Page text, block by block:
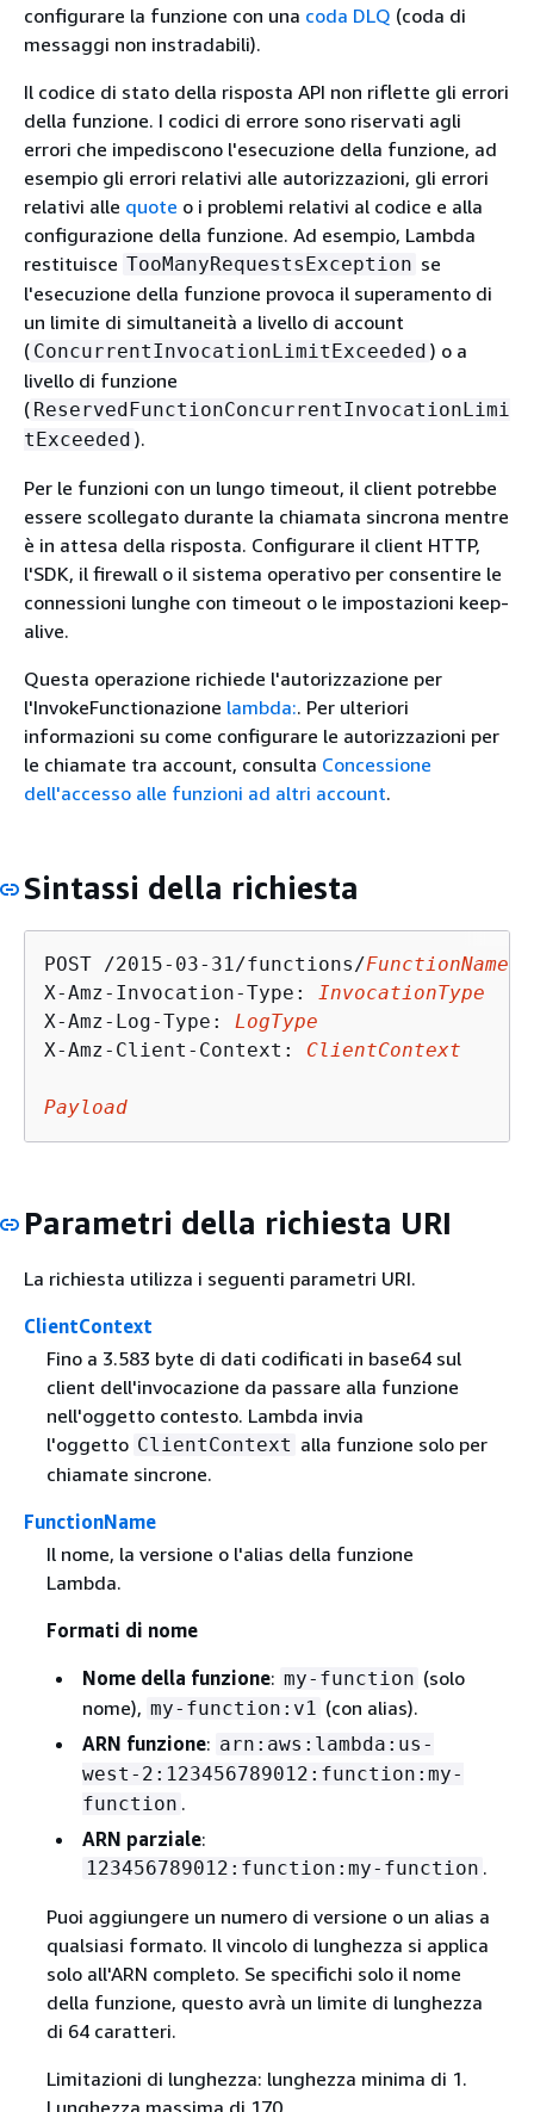
configurare la funzione con una coda DLQ (coda di
messaggi non instradabili).
Il codice di stato della risposta API non riflette gli errori
della funzione. I codici di errore sono riservati agli
errori che impediscono l'esecuzione della funzione, ad
esempio gli errori relativi alle autorizzazioni, gli errori
relativi alle quote o i problemi relativi al codice e alla
configurazione della funzione. Ad esempio, Lambda
restituisce TooManyRequestsException se
l'esecuzione della funzione provoca il superamento di
un limite di simultaneità a livello di account
( ConcurrentInvocationLimitExceeded ) o a
livello di funzione
( ReservedFunctionConcurrentInvocationLimi
tExceeded ).
Per le funzioni con un lungo timeout, il client potrebbe
essere scollegato durante la chiamata sincrona mentre
è in attesa della risposta. Configurare il client HTTP,
l'SDK, il firewall o il sistema operativo per consentire le
connessioni lunghe con timeout o le impostazioni keep-
alive.
Questa operazione richiede l'autorizzazione per
l'InvokeFunctionazione lambda:. Per ulteriori
informazioni su come configurare le autorizzazioni per
le chiamate tra account, consulta Concessione
dell'accesso alle funzioni ad altri account.
Sintassi della richiesta
POST /2015-03-31/functions/FunctionName
X-Amz-Invocation-Type:
InvocationType
X-Amz-Log-Type: LogType
X-Amz-Client-Context: ClientContext
Payload
Parametri della richiesta URI
La richiesta utilizza i seguenti parametri URI.
ClientContext
Fino a 3.583 byte di dati codificati in base64 sul
client dell'invocazione da passare alla funzione
nell'oggetto contesto. Lambda invia
l'oggetto ClientContext alla funzione solo per
chiamate sincrone.
FunctionName
Il nome, la versione o l'alias della funzione
Lambda.
Formati di nome
Nome della funzione: my-function (solo
nome), my-function:v1 (con alias).
ARN funzione: arn:aws:lambda:us-
west-2:123456789012:function:my-
function .
ARN parziale:
123456789012:function:my-function .
Puoi aggiungere un numero di versione o un alias a
qualsiasi formato. Il vincolo di lunghezza si applica
solo all'ARN completo. Se specifichi solo il nome
della funzione, questo avrà un limite di lunghezza
di 64 caratteri.
Limitazioni di lunghezza: lunghezza minima di 1.